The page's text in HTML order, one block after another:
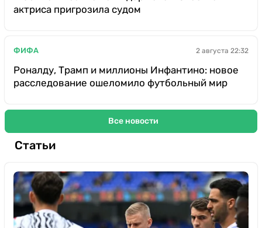
актриса пригрозила судом
ФИФА 2 августа 22:32
Роналду, Трамп и миллионы Инфантино: новое
расследование ошеломило футбольный мир
Все новости
Статьи